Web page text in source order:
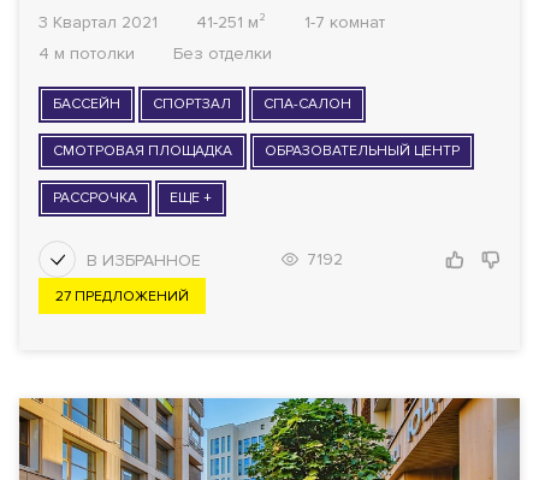
3 Квартал 2021 41-251 м²
1-7 комнат
4 м потолки
Без отделки
БАССЕЙН СПОРТЗАЛ СПА-САЛОН
СМОТРОВАЯ ПЛОЩАДКА ОБРАЗОВАТЕЛЬНЫЙ ЦЕНТР
РАССРОЧКА ЕЩЕ +
7192
27 ПРЕДЛОЖЕНИЙ